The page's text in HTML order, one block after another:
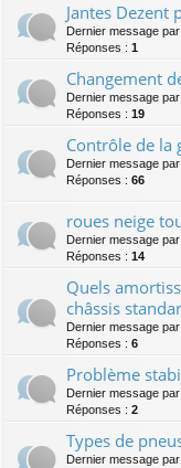
Jantes Dezent
Dernier message par
Réponses : 1
Changement
Dernier message par
Réponses : 19
Contrôle de la
Dernier message par
Réponses : 66
roues neige
Dernier message par
Réponses : 14
Quels
châssis
Dernier message par
Réponses : 6
Problème
Dernier message par
Réponses : 2
Types de
Dernier message par